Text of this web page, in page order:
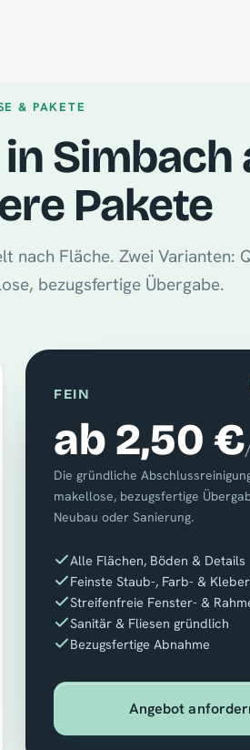
& PAKETE
Simbach
Pakete
nach Fläche. Zwei Varianten:
bezugsfertige Übergabe.
FEIN
ab 2,50 €
Die gründliche
makellose, bezugsfertige
Neubau oder Sanierung.
Alle Flächen, Böden & Details
Feinste Staub-, Farb- &
Streifenfreie Fenster- &
Sanitär & Fliesen gründlich
Bezugsfertige Abnahme
Angebot